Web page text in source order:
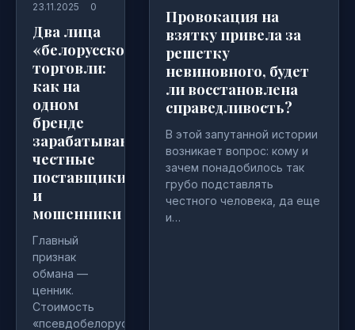
23.11.2025
0
Два лица
«белорусской»
торговли:
как на
одном
бренде
зарабатывают
честные
поставщики
и
мошенники
Главный
признак
обмана —
ценник.
Стоимость
«псевдобелорусских»
Провокация на
взятку привела за
решетку
невиновного, будет
ли восстановлена
справедливость?
В этой запутанной истории
возникает вопрос: кому и
зачем понадобилось так
грубо подставлять
честного человека, да еще
и…